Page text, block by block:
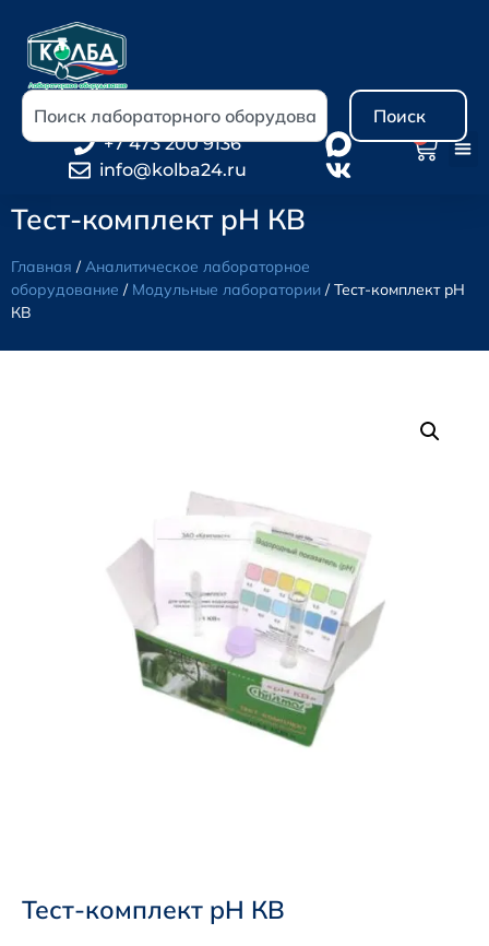
Поиск
+7 473 200 9136
info@kolba24.ru
Тест-комплект pH КВ
Главная /Аналитическое лабораторное
оборудование / Модульные лаборатории / Тест-комплект pH
КВ
Тест-комплект pH КВ